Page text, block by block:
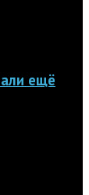
ещё